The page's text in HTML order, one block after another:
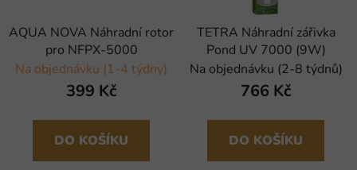
AQUA NOVA Náhradní rotor
pro NFPX-5000
Na objednávku (1-4 týdny)
399 Kč
DO KOŠÍKU
TETRA Náhradní zářivka
Pond UV 7000 (9W)
Na objednávku (2-8 týdnů)
766 Kč
DO KOŠÍKU